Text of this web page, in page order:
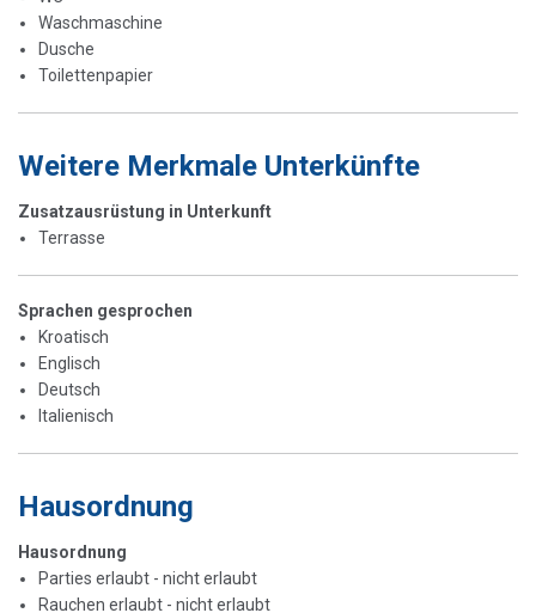
Waschmaschine
Dusche
Toilettenpapier
Weitere Merkmale Unterkünfte
Zusatzausrüstung in Unterkunft
Terrasse
Sprachen gesprochen
Kroatisch
Englisch
Deutsch
Italienisch
Hausordnung
Hausordnung
Parties erlaubt - nicht erlaubt
Rauchen erlaubt - nicht erlaubt